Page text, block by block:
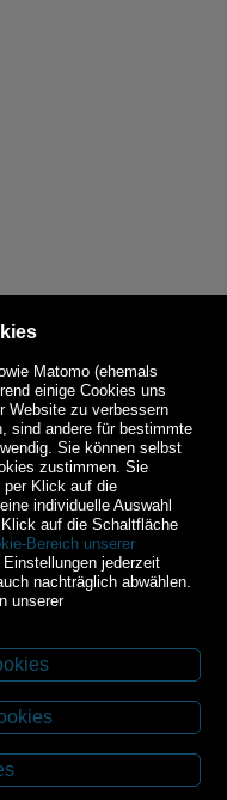
3
Matomo (ehemals
einige Cookies uns
Website zu verbessern
sind andere für bestimmte
Sie können selbst
zustimmen. Sie
per Klick auf die
individuelle Auswahl
Klick auf die Schaltfläche
Bereich unserer
jederzeit
nachträglich abwählen.
unserer